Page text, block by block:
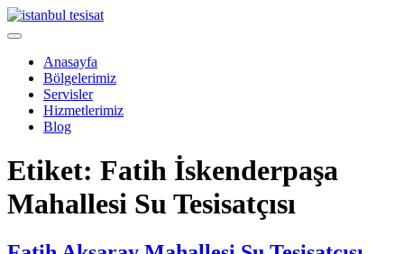
Skip
to
Open
Anasayfa
Bölgelerimiz
Servisler
Hizmetlerimiz
Blog
Menu
Etiket: Fatih İskenderpaşa
Mahallesi Su Tesisatçısı